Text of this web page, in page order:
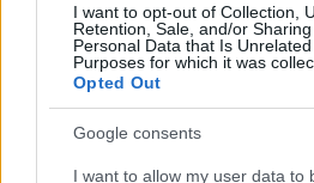
I want to opt-out of Collection,
Retention, Sale, and/or
Personal Data that Is
Purposes for which it was
Opted Out
Google consents
I want to allow my user data to
Μαθήτρια σωριάστηκε στο
challenge για το TikTok (video)
ΑΝΑΡΤΗΘΗΚΕ ΑΠΟΣΠΎΡΟΣ ΣΕΡΈΤΗΣ 22